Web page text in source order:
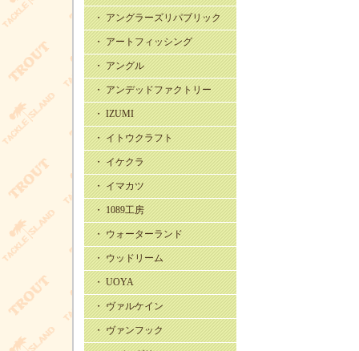
・ アングラーズリパブリック
・ アートフィッシング
・ アングル
・ アンデッドファクトリー
・ IZUMI
・ イトウクラフト
・ イケクラ
・ イマカツ
・ 1089工房
・ ウォーターランド
・ ウッドリーム
・ UOYA
・ ヴァルケイン
・ ヴァンフック